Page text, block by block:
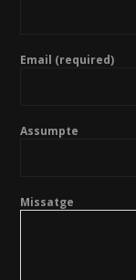
Email (required)
Assumpte
Missatge